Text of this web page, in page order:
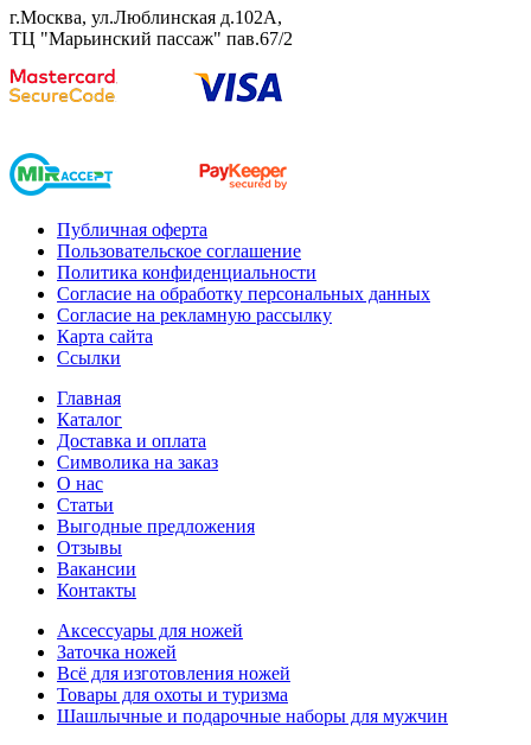
г.Москва, ул.Люблинская д.102А,
ТЦ "Марьинский пассаж" пав.67/2
Публичная оферта
Пользовательское соглашение
Политика конфиденциальности
Согласие на обработку персональных данных
Согласие на рекламную рассылку
Карта сайта
Ссылки
Главная
Каталог
Доставка и оплата
Символика на заказ
О нас
Статьи
Выгодные предложения
Отзывы
Вакансии
Контакты
Аксессуары для ножей
Заточка ножей
Всё для изготовления ножей
Товары для охоты и туризма
Шашлычные и подарочные наборы для мужчин